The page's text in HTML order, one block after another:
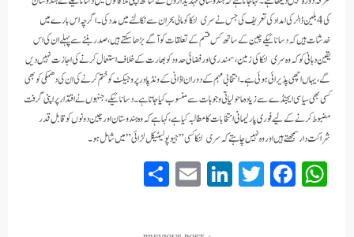
کی 4 بلین ڈالر کی امداد کی تعریف کی جس نے سری لنکا کو مالی بحران سے نکالنے میں مدد کی۔ اگرچہ اس بارے میں
خدشات ہیں کہ دسانائیکے چین کے ساتھ کس قسم کے تعلقات کو آگے بڑھا سکتے ہیں، صدر بننے سے پہلے ان کی اس
یقین دہانی کو کہ وہ سری لنکا کی زمین، سمندری اور فضائی حدود کو بھارت کے خلاف استعمال کرنے کی اجازت نہیں دیں
گے، یہاں اچھی پذیرائی ہوئی ہے۔ انتخابی مہم کے دوران اڈانی کے ونڈ پاور پروجیکٹ کو ختم کرنے کی ان کی دھمکی کو بھی
کسی بھی سیاسی ایجنڈے سے زیادہ ماحولیاتی وجوہات سے منسوب کیا جاتا ہے۔ دسانائیکے، جنہوں نے اقتدار پر اپنی گرفت
مضبوط کرنے کے لیے فوری پارلیمانی انتخابات کا مطالبہ کیا ہے، کہا ہے کہ وہ ہندوستان اور چین دونوں کو قابل قدر
شراکت دار سمجھتے ہیں اور وہ نہیں چاہتے کہ سری لنکا کسی ”جیو پولیٹیکل لڑائی” میں شامل ہو۔
W
ha
Fa
ce
T
wi
Li
nk
E
m